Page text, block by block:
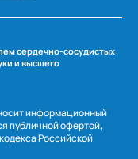
сердечно-сосудистых
и высшего
информационный
публичной офертой,
Российской